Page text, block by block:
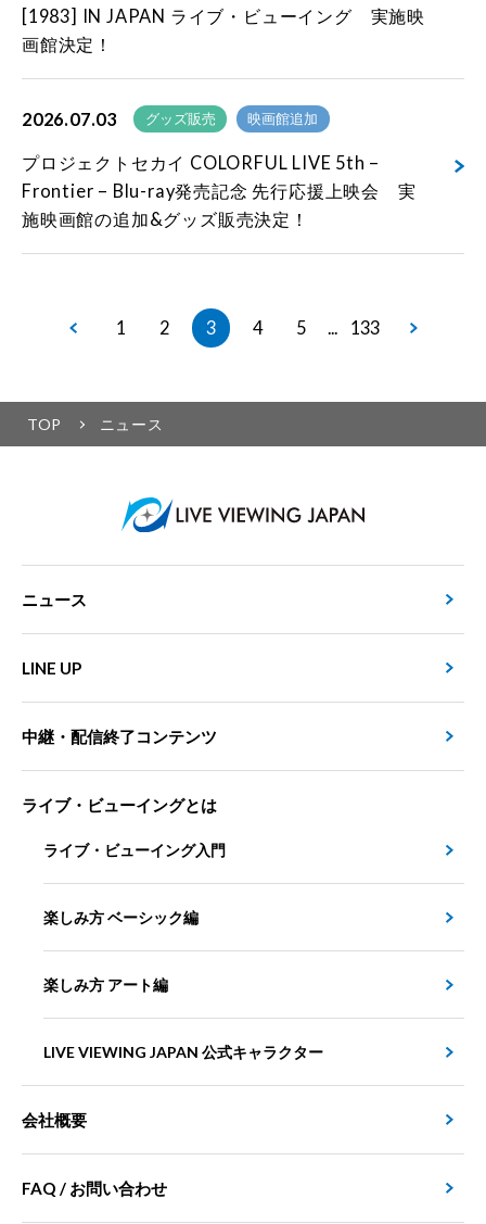
[1983] IN JAPAN ライブ・ビューイング 実施映
画館決定！
2026.07.03 グッズ販売 映画館追加
プロジェクトセカイ COLORFUL LIVE 5th –
Frontier – Blu-ray発売記念 先行応援上映会 実
施映画館の追加&グッズ販売決定！
1 2 3 4 5 ... 133
TOP ニュース
ニュース
LINE UP
中継・配信終了コンテンツ
ライブ・ビューイングとは
ライブ・ビューイング入門
楽しみ方 ベーシック編
楽しみ方 アート編
LIVE VIEWING JAPAN 公式キャラクター
会社概要
FAQ / お問い合わせ